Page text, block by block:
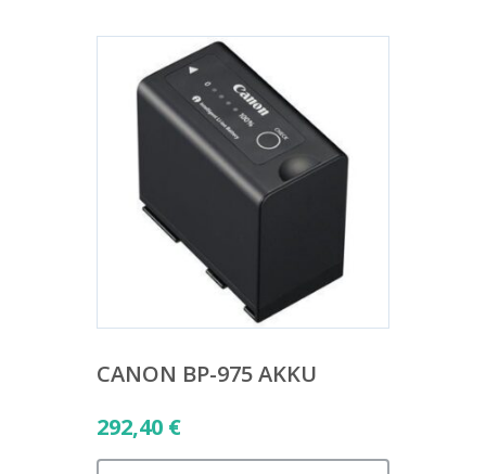
CANON BP-975 AKKU
292,40 €